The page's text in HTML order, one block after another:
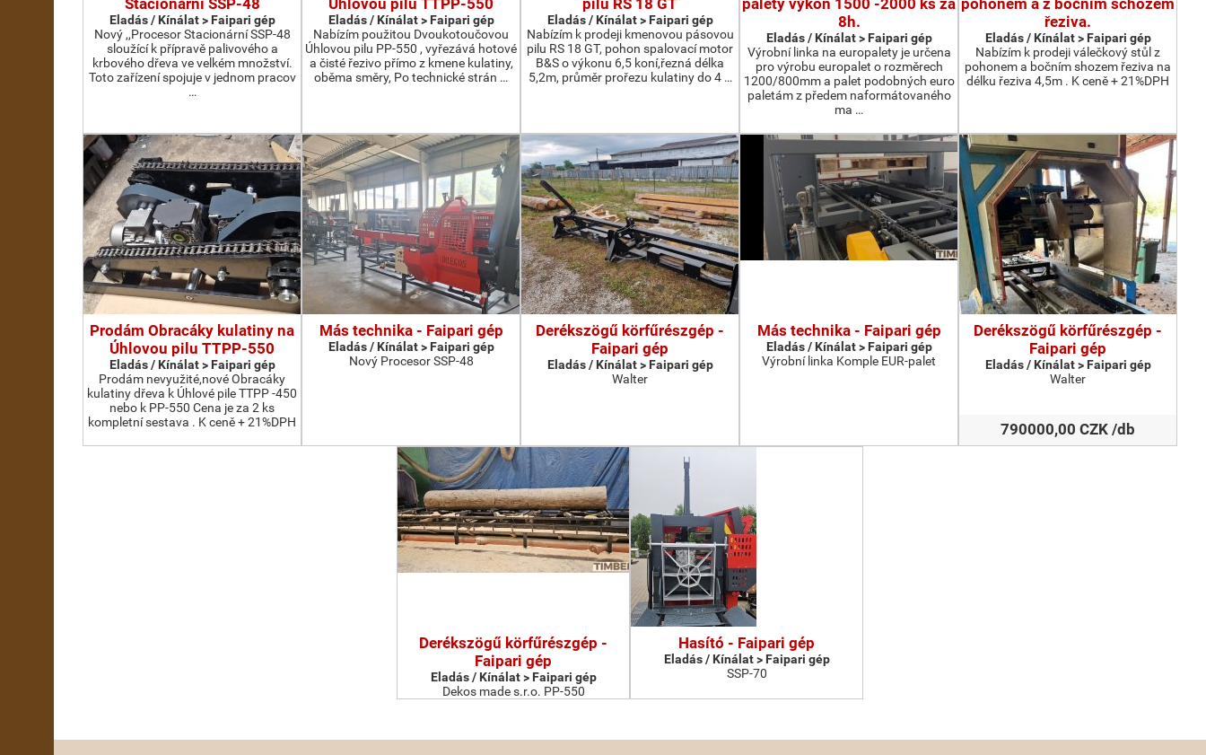
Stacionární SSP-48
Eladás / Kínálat > Faipari gép
Nový ,,Procesor Stacionární SSP-48
sloužící k přípravě palivového a
krbového dřeva ve velkém množství.
Toto zařízení spojuje v jednom pracov
…
Úhlovou pilu TTPP-550
Eladás / Kínálat > Faipari gép
Nabízím použitou Dvoukotoučovou
Úhlovou pilu PP-550 , vyřezává hotové
a čisté řezivo přímo z kmene kulatiny,
oběma směry, Po technické strán …
pilu RS 18 GT
Eladás / Kínálat > Faipari gép
Nabízím k prodeji kmenovou pásovou
pilu RS 18 GT, pohon spalovací motor
B&S o výkonu 6,5 koní,řezná délka
5,2m, průměr prořezu kulatiny do 4 …
palety výkon 1500 -2000 ks za
8h.
Eladás / Kínálat > Faipari gép
Výrobní linka na europalety je určena
pro výrobu europalet o rozměrech
1200/800mm a palet podobných euro
paletám z předem naformátovaného
ma …
pohonem a z bočním schozem
řeziva.
Eladás / Kínálat > Faipari gép
Nabízím k prodeji válečkový stůl z
pohonem a bočním shozem řeziva na
délku řeziva 4,5m . K ceně + 21%DPH
Prodám Obracáky kulatiny na
Úhlovou pilu TTPP-550
Eladás / Kínálat > Faipari gép
Prodám nevyužité,nové Obracáky
kulatiny dřeva k Úhlové pile TTPP -450
nebo k PP-550 Cena je za 2 ks
kompletní sestava . K ceně + 21%DPH
Más technika - Faipari gép
Eladás / Kínálat > Faipari gép
Nový Procesor SSP-48
Derékszögű körfűrészgép -
Faipari gép
Eladás / Kínálat > Faipari gép
Walter
Más technika - Faipari gép
Eladás / Kínálat > Faipari gép
Výrobní linka Komple EUR-palet
Derékszögű körfűrészgép -
Faipari gép
Eladás / Kínálat > Faipari gép
Walter
790000,00 CZK /db
Derékszögű körfűrészgép -
Faipari gép
Eladás / Kínálat > Faipari gép
Dekos made s.r.o. PP-550
Hasító - Faipari gép
Eladás / Kínálat > Faipari gép
SSP-70